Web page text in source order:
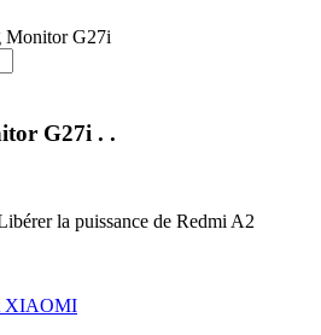
Monitor G27i
G27i . .
la puissance de Redmi A2
XIAOMI